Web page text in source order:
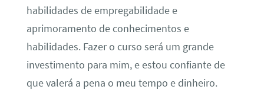
habilidades de empregabilidade e
aprimoramento de conhecimentos e
habilidades. Fazer o curso será um grande
investimento para mim, e estou confiante de
que valerá a pena o meu tempo e dinheiro.